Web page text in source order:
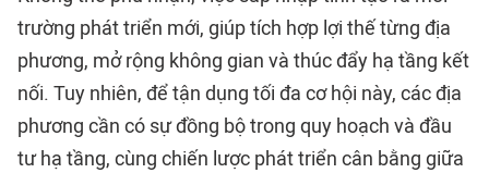
trường phát triển mới, giúp tích hợp lợi thế từng địa
phương, mở rộng không gian và thúc đẩy hạ tầng kết
nối. Tuy nhiên, để tận dụng tối đa cơ hội này, các địa
phương cần có sự đồng bộ trong quy hoạch và đầu
tư hạ tầng, cùng chiến lược phát triển cân bằng giữa